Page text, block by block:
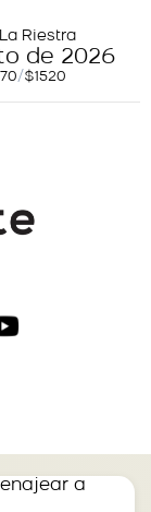
Riestra
de 2026
/$1520